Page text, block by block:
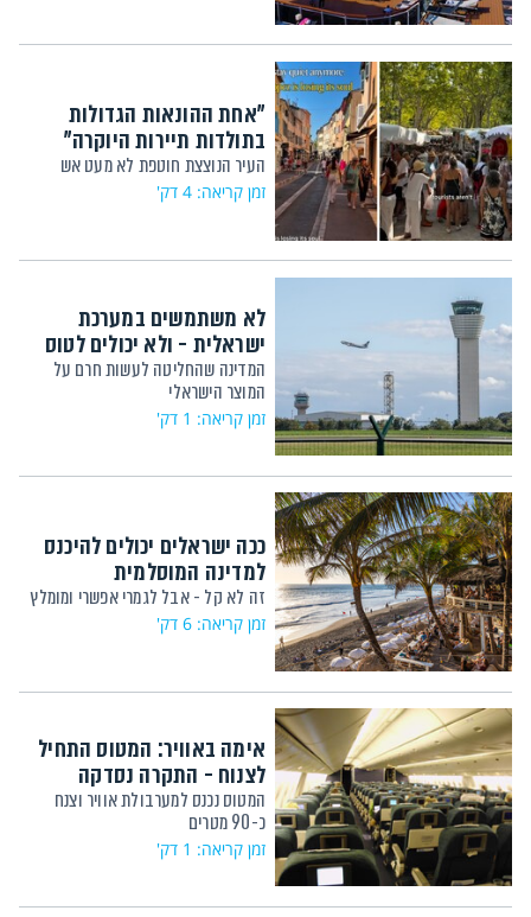
"אחת ההונאות הגדולות
בתולדות תיירות היוקרה"
העיר הנוצצת חוטפת לא מעט אש
זמן קריאה: 4 דק'
לא משתמשים במערכת
ישראלית - ולא יכולים לטוס
המדינה שהחליטה לעשות חרם על
המוצר הישראלי
זמן קריאה: 1 דק'
ככה ישראלים יכולים להיכנס
למדינה המוסלמית
זה לא קל - אבל לגמרי אפשרי ומומלץ
זמן קריאה: 6 דק'
אימה באוויר: המטוס התחיל
לצנוח - התקרה נסדקה
המטוס נכנס למערבולת אוויר וצנח
כ-90 מטרים
זמן קריאה: 1 דק'